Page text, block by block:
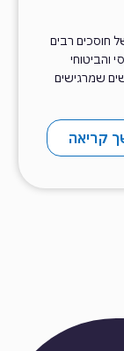
חוסכים רבים
והביטוחי
שמרגישים
קריאה